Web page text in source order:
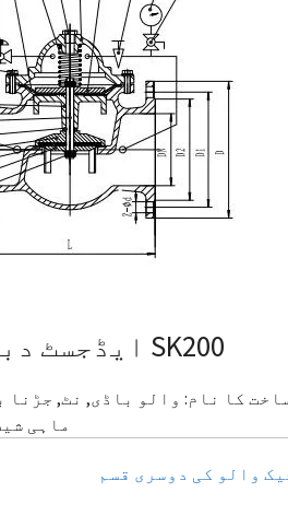
SK200 ایڈجسٹ دباؤ کو کم کرنے والے بال چیک والو
ماہی
والو کی دوسری قسم